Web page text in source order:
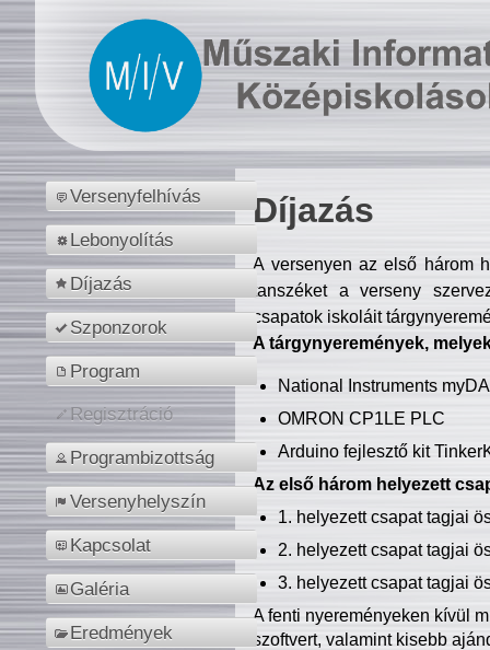
Versenyfelhívás
Lebonyolítás
Díjazás
Szponzorok
Program
Regisztráció
Programbizottság
Versenyhelyszín
Kapcsolat
Galéria
Eredmények
Díjazás
A versenyen az első három
tanszéket a verseny
csapatok iskoláit
A tárgynyeremények,
National Instruments
OMRON CP1LE PLC
Arduino fejlesztő kit
Az első három helyezett
1. helyezett csapat tagjai
2. helyezett csapat tagjai
3. helyezett csapat tagjai
A fenti nyereményeken kívül
szoftvert, valamint kisebb